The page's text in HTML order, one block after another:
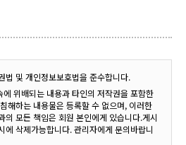
법 및 개인정보보호법을 준수합니다.
위배되는 내용과 타인의 저작권을 포함한
해하는 내용물은 등록할 수 없으며, 이러한
의 모든 책임은 회원 본인에게 있습니다.게시
에 삭제가능합니다. 관리자에게 문의바랍니